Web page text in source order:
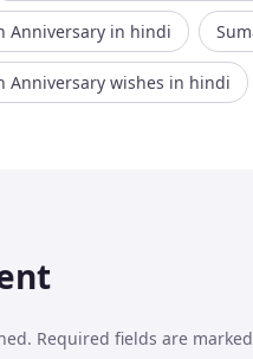
Anniversary in hindi
Anniversary wishes in hindi
Required fields are marked